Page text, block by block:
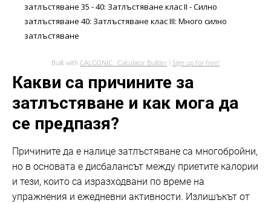
затлъстяване 35 - 40: Затлъстяване клас II - Силно
затлъстяване 40: Затлъстяване клас III: Много силно
затлъстяване
Built with CALCONIC_ Calculator Builder Sign up for free!
Какви са причините за
затлъстяване и как мога да
се предпазя?
Причините да е налице затлъстяване са многобройни,
но в основата е дисбалансът между приетите калории
и тези, които са изразходвани по време на
упражнения и ежедневни активности. Излишъкът от